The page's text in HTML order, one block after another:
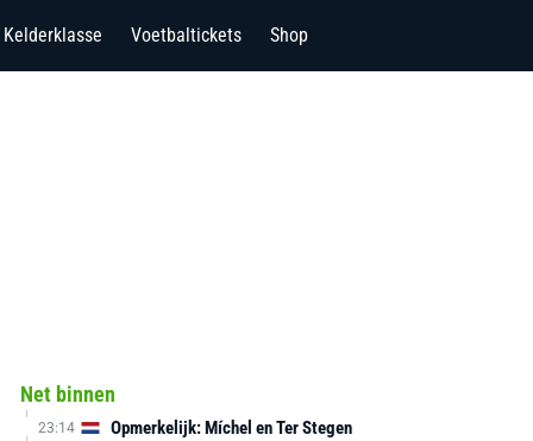
Kelderklasse Voetbaltickets Shop
Net binnen
23:14
Opmerkelijk: Míchel en Ter Stegen